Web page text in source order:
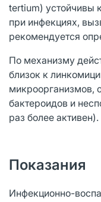
tertium) устойчивы
при инфекциях,
рекомендуется
По механизму
близок к
микроорганизмов,
бактероидов и
раз более активен).
Показания
Инфекционно-